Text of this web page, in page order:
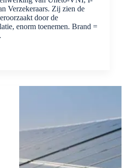
Verzekeraars. Zij zien de
door de
enorm toenemen. Brand =